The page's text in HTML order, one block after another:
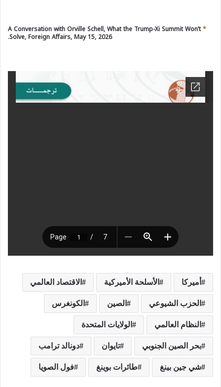
*
A Conversation with Orville Schell, What the Trump-Xi Summit Won’t
Solve, Foreign Affairs, May 15, 2026.
أميركا الأسلحة الأميركية الاقتصاد العالمي
الحزب الشيوعي الصين الكونغرس
النظام العالمي الولايات المتحدة
بحر الصين الجنوبي تايوان دونالد ترامب
شي جين بينغ طائرات بوينغ فول الصويا